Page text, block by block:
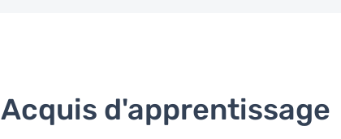
Acquis d'apprentissage